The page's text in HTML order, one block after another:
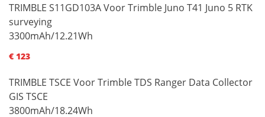
TRIMBLE S11GD103A Voor Trimble Juno T41 Juno 5 RTK
surveying
3300mAh/12.21Wh
€ 123
TRIMBLE TSCE Voor Trimble TDS Ranger Data Collector
GIS TSCE
3800mAh/18.24Wh